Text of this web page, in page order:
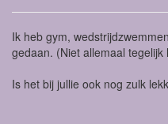
Ik heb gym,
gedaan. (Niet allemaal tegelijk
Is het bij jullie ook nog zulk